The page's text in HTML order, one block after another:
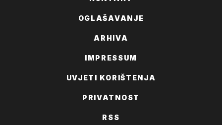
OGLAŠAVANJE
ARHIVA
IMPRESSUM
UVJETI KORIŠTENJA
PRIVATNOST
RSS